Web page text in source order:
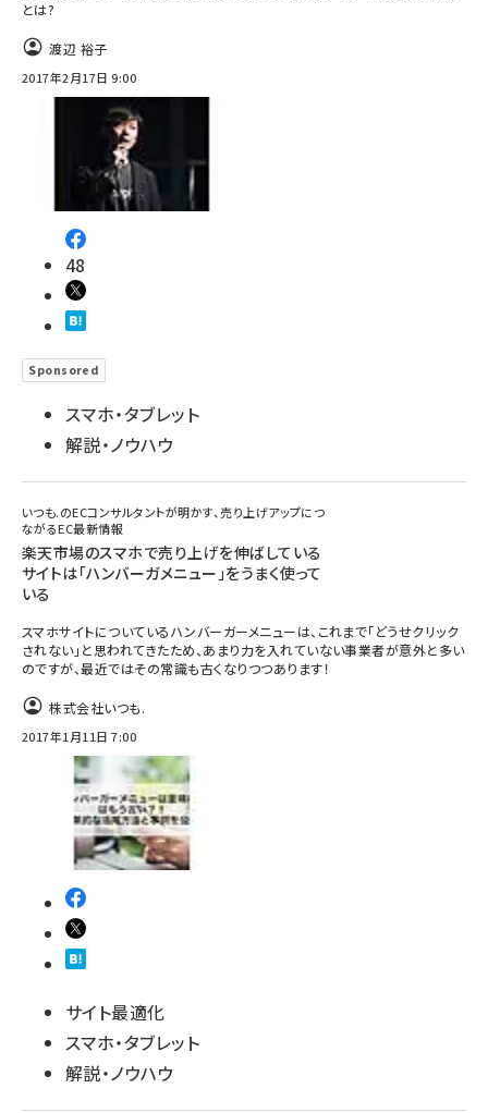
とは?
渡辺 裕子
2017年2月17日 9:00
48
Sponsored
スマホ・タブレット
解説・ノウハウ
いつも.のECコンサルタントが明かす、売り上げアップにつ
ながるEC最新情報
楽天市場のスマホで売り上げを伸ばしている
サイトは「ハンバーガメニュー」をうまく使って
いる
スマホサイトについているハンバーガーメニューは、これまで「どうせクリック
されない」と思われてきたため、あまり力を入れていない事業者が意外と多い
のですが、最近ではその常識も古くなりつつあります！
株式会社いつも.
2017年1月11日 7:00
サイト最適化
スマホ・タブレット
解説・ノウハウ